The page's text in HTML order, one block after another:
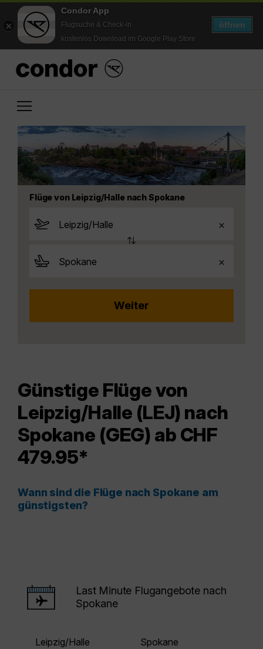
Condor App
Flugsuche & Check-in
kostenlos Download im Google Play Store
öffnen
Flüge von Leipzig/Halle nach Spokane
Günstige Flüge von
Leipzig/Halle (LEJ) nach
Spokane (GEG) ab CHF
479.95*
Wann sind die Flüge nach Spokane am
günstigsten?
Last Minute Flugangebote nach
Spokane
Leipzig/Halle
Spokane